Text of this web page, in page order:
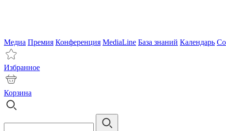
Медиа Премия Конференция MediaLine База знаний Календарь
Избранное
Корзина